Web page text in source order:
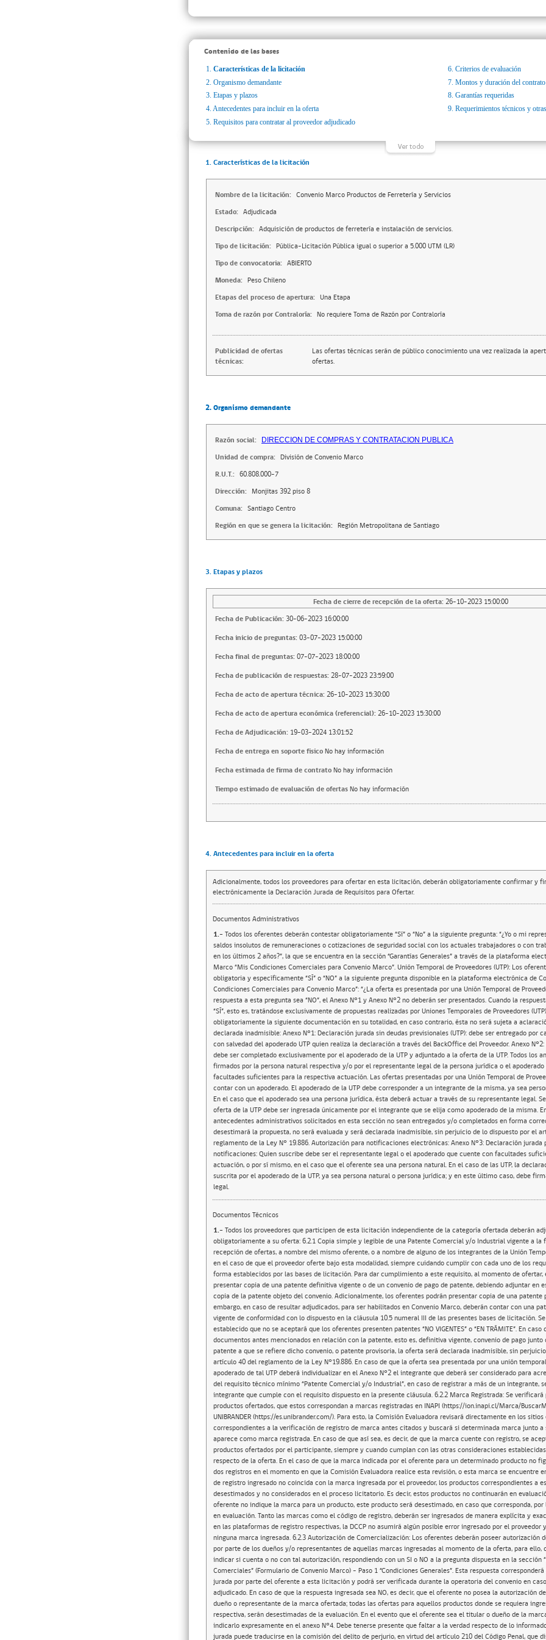
Contenido de las bases
1. Características de la licitación
2. Organismo demandante
3. Etapas y plazos
4. Antecedentes para incluir en la oferta
5. Requisitos para contratar al proveedor adjudicado
6. Criterios de evaluación
7. Montos y duración del contrato
8. Garantías requeridas
9. Requerimientos técnicos y
1. Características de la licitación
Nombre de la licitación: Convenio Marco Productos de Ferretería y Servicios
Estado: Adjudicada
Descripción: Adquisición de productos de ferretería e instalación de servicios.
Tipo de licitación: Pública-Licitación Pública igual o superior a 5.000 UTM (LR)
Tipo de convocatoria: ABIERTO
Moneda: Peso Chileno
Etapas del proceso de apertura: Una Etapa
Toma de razón por Contraloría: No requiere Toma de Razón por Contraloría
Publicidad de ofertas
técnicas:
Las ofertas técnicas serán de público conocimiento una vez realizada la
ofertas.
2. Organismo demandante
Razón social: DIRECCION DE COMPRAS Y CONTRATACION PUBLICA
Unidad de compra: División de Convenio Marco
R.U.T.: 60.808.000-7
Dirección: Monjitas 392 piso 8
Comuna: Santiago Centro
Región en que se genera la licitación: Región Metropolitana de Santiago
3. Etapas y plazos
Fecha de cierre de recepción de la oferta: 26-10-2023 15:00:00
Fecha de Publicación: 30-06-2023 16:00:00
Fecha inicio de preguntas: 03-07-2023 15:00:00
Fecha final de preguntas: 07-07-2023 18:00:00
Fecha de publicación de respuestas: 28-07-2023 23:59:00
Fecha de acto de apertura técnica: 26-10-2023 15:30:00
Fecha de acto de apertura económica (referencial): 26-10-2023 15:30:00
Fecha de Adjudicación: 19-03-2024 13:01:52
Fecha de entrega en soporte fisicoNo hay información
Fecha estimada de firma de contratoNo hay información
Tiempo estimado de evaluación de ofertasNo hay información
4. Antecedentes para incluir en la oferta
Adicionalmente, todos los proveedores para ofertar en esta licitación, deberán obligatoriamente confirmar y
electrónicamente la Declaración Jurada de Requisitos para Ofertar.
Documentos Administrativos
1.- Todos los oferentes deberán contestar obligatoriamente “Sí” o “No” a la siguiente pregunta: “¿Yo o mi
saldos insolutos de remuneraciones o cotizaciones de seguridad social con los actuales trabajadores o con
en los últimos 2 años?”, la que se encuentra en la sección “Garantías Generales” a través de la plataforma
Marco “Mis Condiciones Comerciales para Convenio Marco”. Unión Temporal de Proveedores (UTP): Los
obligatoria y específicamente “SÍ” o “NO” a la siguiente pregunta disponible en la plataforma electrónica de
Condiciones Comerciales para Convenio Marco”: “¿La oferta es presentada por una Unión Temporal de
respuesta a esta pregunta sea “NO”, el Anexo N°1 y Anexo N°2 no deberán ser presentados. Cuando la
“SÍ”, esto es, tratándose exclusivamente de propuestas realizadas por Uniones Temporales de Proveedores
obligatoriamente la siguiente documentación en su totalidad, en caso contrario, ésta no será sujeta a
declarada inadmisible: Anexo N°1: Declaración jurada sin deudas previsionales (UTP): debe ser entregado por
con salvedad del apoderado UTP quien realiza la declaración a través del BackOffice del Proveedor. Anexo
debe ser completado exclusivamente por el apoderado de la UTP y adjuntado a la oferta de la UTP. Todos los
firmados por la persona natural respectiva y/o por el representante legal de la persona jurídica o el
facultades suficientes para la respectiva actuación. Las ofertas presentadas por una Unión Temporal de
contar con un apoderado. El apoderado de la UTP debe corresponder a un integrante de la misma, ya sea
En el caso que el apoderado sea una persona jurídica, ésta deberá actuar a través de su representante legal.
oferta de la UTP debe ser ingresada únicamente por el integrante que se elija como apoderado de la misma.
antecedentes administrativos solicitados en esta sección no sean entregados y/o completados en forma
desestimará la propuesta, no será evaluada y será declarada inadmisible, sin perjuicio de lo dispuesto por el
reglamento de la Ley N° 19.886. Autorización para notificaciones electrónicas: Anexo N°3: Declaración jurada
notificaciones: Quien suscribe debe ser el representante legal o el apoderado que cuente con facultades
actuación, o por sí mismo, en el caso que el oferente sea una persona natural. En el caso de las UTP, la
suscrita por el apoderado de la UTP, ya sea persona natural o persona jurídica; y en este último caso, debe
legal.
Documentos Técnicos
1.- Todos los proveedores que participen de esta licitación independiente de la categoría ofertada deberán adjuntar obligatoriamente a su oferta: 6.2.1 Copia simple y legible de una Patente Comercial y/o Industrial vigente a la fecha de cierre de recepción de ofertas, a nombre del mismo oferente, o a nombre de alguno de los integrantes de la Unión Temporal de Proveedores, en el caso de que el proveedor oferte bajo esta modalidad, siempre cuidando cumplir con cada uno de los requisitos en contenido y forma establecidos por las bases de licitación. Para dar cumplimiento a este requisito, al momento de ofertar, el proponente deberá presentar copia de una patente definitiva vigente o de un convenio de pago de patente, debiendo adjuntar en este último caso una copia de la patente objeto del convenio. Adicionalmente, los oferentes podrán presentar copia de una patente provisoria, sin embargo, en caso de resultar adjudicados, para ser habilitados en Convenio Marco, deberán contar con una patente definitiva vigente de conformidad con lo dispuesto en la cláusula 10.5 numeral III de las presentes bases de licitación. Se deja claramente establecido que no se aceptará que los oferentes presenten patentes “NO VIGENTES” o “EN TRÁMITE”. En caso de no presentarse los documentos antes mencionados en relación con la patente, esto es, definitiva vigente, convenio de pago junto con copia de la patente a que se refiere dicho convenio, o patente provisoria, la oferta será declarada inadmisible, sin perjuicio de lo dispuesto por el artículo 40 del reglamento de la Ley N°19.886. En caso de que la oferta sea presentada por una unión temporal de proveedores, el apoderado de tal UTP deberá individualizar en el Anexo N°2 el integrante que deberá ser considerado para acreditar el cumplimiento del requisito técnico mínimo “Patente Comercial y/o Industrial”, en caso de registrar a más de un integrante, se considerará solo al integrante que cumple con el requisito dispuesto en la presente cláusula. 6.2.2 Marca Registrada: Se verificará para todos los productos ofertados, que estos correspondan a marcas registradas en INAPI (https://ion.inapi.cl/Marca/BuscarMarca.aspx) o UNIBRANDER (https://es.unibrander.com/). Para esto, la Comisión Evaluadora revisará directamente en los sitios electrónicos correspondientes a la verificación de registro de marca antes citados y buscará si determinada marca junto a su código de registro aparece como marca registrada. En caso de que así sea, es decir, de que la marca cuente con registro, se aceptarán todos los productos ofertados por el participante, siempre y cuando cumplan con las otras consideraciones establecidas previamente respecto de la oferta. En el caso de que la marca indicada por el oferente para un determinado producto no figure en ninguno de los dos registros en el momento en que la Comisión Evaluadora realice esta revisión, o esta marca se encuentre en trámite, o el código de registro ingresado no coincida con la marca ingresada por el proveedor, los productos correspondientes a esta marca serán desestimados y no considerados en el proceso licitatorio. Es decir, estos productos no continuarán en evaluación. En caso de que un oferente no indique la marca para un producto, este producto será desestimado, en caso que corresponda, por lo que no continuará en evaluación. Tanto las marcas como el código de registro, deberán ser ingresados de manera explícita y exacta según lo indicado en las plataformas de registro respectivas, la DCCP no asumirá algún posible error ingresado por el proveedor y no modificará ninguna marca ingresada. 6.2.3 Autorización de Comercialización: Los oferentes deberán poseer autorización de comercialización por parte de los dueños y/o representantes de aquellas marcas ingresadas al momento de la oferta, para ello, cada oferente deberá indicar si cuenta o no con tal autorización, respondiendo con un SI o NO a la pregunta dispuesta en la sección “Mis Condiciones Comerciales” (Formulario de Convenio Marco) - Paso 1 “Condiciones Generales”. Esta respuesta corresponderá a una declaración jurada por parte del oferente a esta licitación y podrá ser verificada durante la operatoria del convenio en caso de resultar adjudicado. En caso de que la respuesta ingresada sea NO, es decir, que el oferente no posea la autorización de comercialización del dueño o representante de la marca ofertada; todas las ofertas para aquellos productos donde se requiera ingresar una marca respectiva, serán desestimadas de la evaluación. En el evento que el oferente sea el titular o dueño de la marca respectiva, deberá indicarlo expresamente en el anexo N°4. Debe tenerse presente que faltar a la verdad respecto de lo informado en una declaración jurada puede traducirse en la comisión del delito de perjurio, en virtud del artículo 210 del Código Penal, que dispone que "el que ante la autoridad o sus agentes perjurare o diere falso testimonio en materia que no sea contenciosa, sufrirá las penas de presidio menor en sus grados mínimo a medio y multa de seis a diez unidades tributarias mensuales." Todos los oferentes deben declarar en la sección “Mis Condiciones Comerciales” (Formulario de Convenio Marco) - Paso 1 “Condiciones Generales”, lo siguiente: 6.2.4 Sección “Garantías Generales”: El proveedor que oferte en una o ambas categorías deberá dar respuesta a las siguientes preguntas como parte de su oferta: - Rut del oferente - Razón Social del oferente - Nombre del representante legal - Correo electrónico del representante legal - Número telefónico del representante legal - Nombre del coordinador - Correo electrónico del coordinador - Número telefónico del coordinador - Número de la región de origen: El proveedor deberá indicar la región donde se ubica la casa matriz de la empresa oferente mediante un número entero entre 1 y 16, según la siguiente correlación entre número y región: N° Región Nombre Región 1 I Región de Tarapacá 2 II Región de Antofagasta 3 III Región de Atacama 4 IV Región de Coquimbo 5 V Región de Valparaíso 6 VI Región del O’Higgins 7 VII Región del Maule 8 VIII Región del Bío-Bío 9 IX Región de la Araucanía 10 X Región de Los Lagos 11 XI Región de Aysén 12 XII Región de Magallanes 13 Región Metropolitana 14 XIV Región de Los Ríos 15 XV Región de Arica y Parinacota 16 XVI Región de Ñuble - Nombre comuna de origen: El proveedor deberá indicar el nombre de la comuna donde se ubica la casa matriz de la empresa oferente. - Dirección casa matriz: El proveedor deberá indicar la dirección exacta (incluyendo numeración) de donde se ubica la casa matriz de la empresa oferente. - Poseo autorización de comercialización por parte de los dueños y/o representantes de todas las marcas ofertadas en la siguiente licitación. En caso que el oferente haya declarado ser el titular o dueño de la marca respectiva en el anexo N°4, esta respuesta no será considerada. - Indicar su aceptación a que el correo electrónico del coordinador sea el medio para recibir notificaciones relativas a la presente licitación, en concordancia con lo declarado por el representante legal en el Anexo N°3 de estas bases. El proveedor deberá indicar SI o NO para esta pregunta. De manera adicional, los proveedores que oferten a la categoría de “Adquisición e Instalación de Productos”, deberá dar respuesta a las siguientes preguntas como parte de su oferta. - Porcentaje Descuento Tramo 1 (Desde 10 UTM y menores a 1.000 UTM): mínimo 2%, máximo 40% - Porcentaje Descuento Tramo 2 Desde 1.000 UTM y menores a 5.000 UTM): mínimo 2%, máximo 40% - Porcentaje Descuento Tramo 3 (Desde 5.000 UTM y hasta 25.000 UTM): mínimo 2%, máximo 40% Es obligación ofertar a los tres tramos de la categoría. Aquellos proveedores que no especifiquen montos de descuentos por orden de compra para alguno de los tres tramos o indiquen descuentos fuera del mínimo y máximo definido, serán descartados de la evaluación. 6.2.5 Sección “Condiciones Regionales”: El proveedor que oferte en una o ambas categorías deberá dar respuesta a las siguientes preguntas como parte de su oferta, a excepción de los proveedores que oferten solo a la categoría de “Adquisición e Instalación de productos” que, no deberán indicar respuesta respecto del plazo de entrega para la región, plazo de retiro en tienda, dirección de retiro en tienda y regiones de cobertura, debido a que, esta categoría corresponde a una oferta a nivel nacional y con plazos de entrega que serán establecidos por los propios organismos al momento de solicitar cotizaciones. - Nombre de contacto para la región - Correo electrónico del contacto para la región - Número telefónico del contacto para la región - Plazo de entrega para la región: deberá ser indicado por el proveedor (solo en caso de ofertar a la categoría de “Productos de Ferretería”), como un dígito entre “1” y “20” días, es decir, un número entero, sin decimales, que representará la cantidad máxima de días hábiles dentro de los que el proveedor se compromete a cumplir con la entrega efectiva de los bienes requeridos a través de la orden de compra, considerando que el tiempo se empieza a contabilizar desde el momento en el que se acepta la Orden de Compra por parte del proveedor. El plazo de entrega no puede superar los 20 días hábiles. En caso de que el proveedor indique un plazo de entrega superior a 20 días, su oferta será declarada inadmisible, y en consecuencia no será evaluada, por lo que se descartará del proceso para la